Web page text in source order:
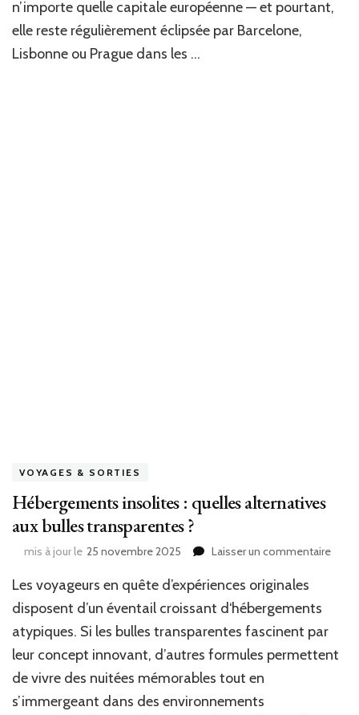
que
vous
n’importe quelle capitale européenne — et pourtant,
elle reste régulièrement éclipsée par Barcelone,
Lisbonne ou Prague dans les …
VOYAGES & SORTIES
Hébergements insolites : quelles alternatives
aux bulles transparentes ?
mis à jour le 25 novembre 2025 Laisser un commentairesur
aux
Les voyageurs en quête d’expériences originales
disposent d’un éventail croissant d‘hébergements
atypiques. Si les bulles transparentes fascinent par
leur concept innovant, d’autres formules permettent
de vivre des nuitées mémorables tout en
s’immergeant dans des environnements